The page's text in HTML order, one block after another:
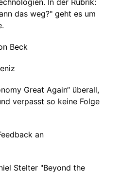
In der Rubrik:
das weg?" geht es um
Beck
Great Again“ überall,
verpasst so keine Folge
an
Stelter "Beyond the